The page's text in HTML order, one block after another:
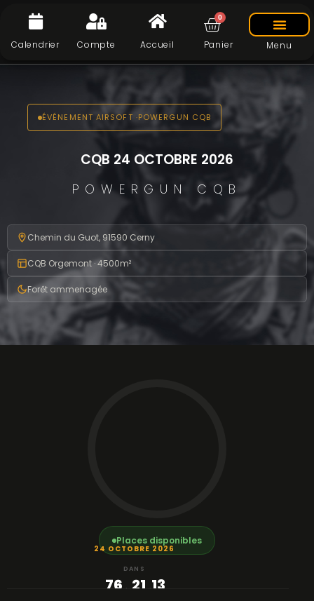
Calendrier Compte Accueil
0
Panier Menu
ÉVÉNEMENT AIRSOFT ·POWERGUN CQB
CQB 24 OCTOBRE 2026
POWERGUN CQB
Chemin du Guot, 91590 Cerny
CQB Orgemont · 4500m²
Forêt ammenagée
24 OCTOBRE 2026
DANS
76 : 21 :13
Places disponibles